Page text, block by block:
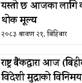
यस्तो छ आजका लागि
थोक मूल्य
२०८३ श्रावण २१, बिहिबार
राष्ट्र बैंकद्धारा आज
विदेशी मुद्राको